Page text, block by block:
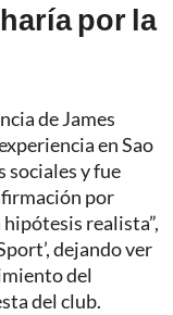
por la
de James
en Sao
sociales y fue
por
hipótesis realista”,
dejando ver
del
del club.